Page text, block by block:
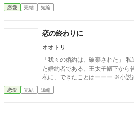
恋愛 完結 短編
恋の終わりに
オオトリ
「我々の婚約は、破棄された」 私達が生まれる前から決まってい
た婚約者である、王太子殿下から告げられ
私に、できたことはーーー ※小説家になろうさんでも投稿。 ※一
時間ごとに公開し、全３話で完結です。 タイトル及び、
注意！不安のある方はお気をつけ
恋愛 完結 短編